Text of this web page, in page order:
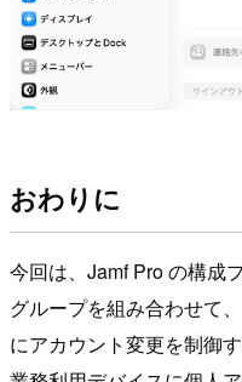
おわりに
今回は、Jamf Pro の構成
グループを組み合わせて
にアカウント変更を制御